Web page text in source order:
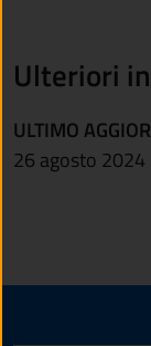
Ulteriori
ULTIMO
26 agosto 2024